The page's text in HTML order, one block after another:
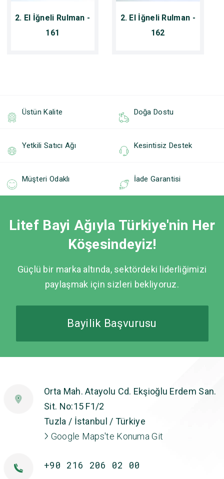
2. El İğneli Rulman -
161
2. El İğneli Rulman -
162
Üstün Kalite Doğa Dostu
Yetkili Satıcı Ağı Kesintisiz Destek
Müşteri Odaklı İade Garantisi
Litef Bayi Ağıyla Türkiye'nin Her
Köşesindeyiz!
Güçlü bir marka altında, sektördeki liderliğimizi
paylaşmak için sizleri bekliyoruz.
Bayilik Başvurusu
Orta Mah. Atayolu Cd. Ekşioğlu Erdem San.
Sit. No:15 F1/2
Tuzla / İstanbul / Türkiye
Google Maps'te Konuma Git
+90 216 206 02 00